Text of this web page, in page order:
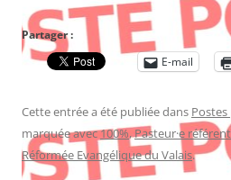
Partager :
E-mail
Cette entrée a été publiée dans
marquée avec100%,Pasteur·e
Réformée Evangélique du Valais.